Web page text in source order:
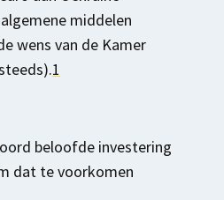
middelen
wens van de Kamer
1
beloofde investering
dat te voorkomen